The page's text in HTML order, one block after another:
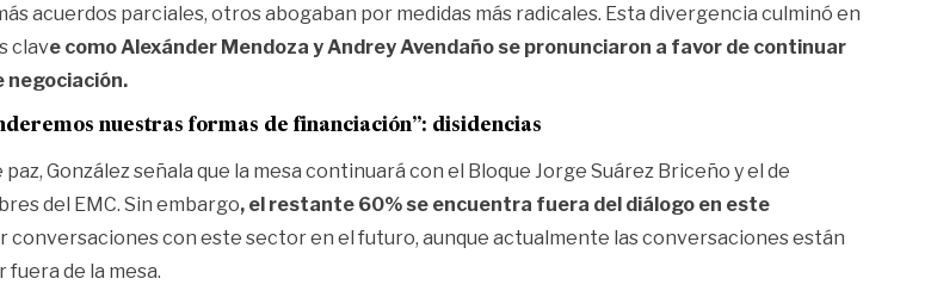
acuerdos parciales, otros abogaban por medidas más radicales. Esta divergencia culminó en
clave como Alexánder Mendoza y Andrey Avendaño se pronunciaron a favor de continuar
negociación.
nuestras formas de financiación”: disidencias
González señala que la mesa continuará con el Bloque Jorge Suárez Briceño y el de
del EMC. Sin embargo, el restante 60% se encuentra fuera del diálogo en este
conversaciones con este sector en el futuro, aunque actualmente las conversaciones están
de la mesa.